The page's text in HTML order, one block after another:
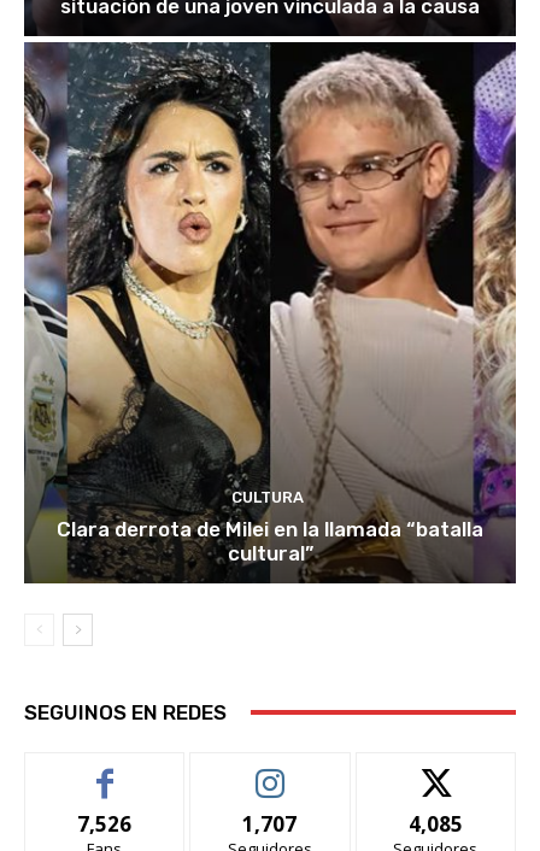
situación de una joven vinculada a la causa
CULTURA
Clara derrota de Milei en la llamada “batalla
cultural”
SEGUINOS EN REDES
7,526 1,707 4,085